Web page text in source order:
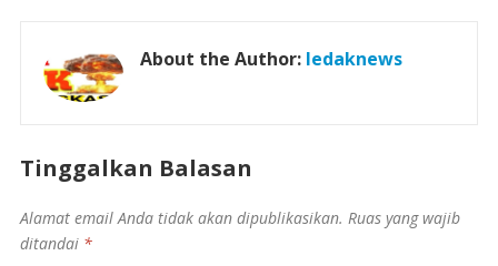
About the Author: ledaknews
Tinggalkan Balasan
Alamat email Anda tidak akan dipublikasikan. Ruas yang wajib
ditandai *